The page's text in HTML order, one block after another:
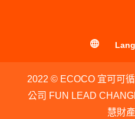
2022 © ECOCO 宜可可
公司 FUN LEAD
慧財